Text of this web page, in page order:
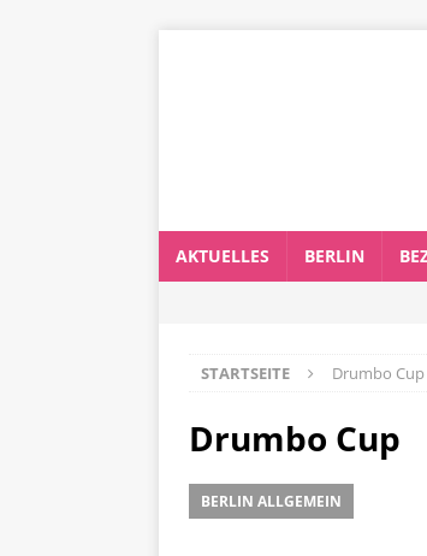
AKTUELLES BERLIN
STARTSEITE Drumbo Cup
Drumbo Cup
BERLIN ALLGEMEIN